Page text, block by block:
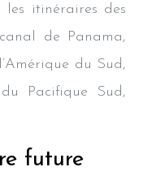
les itinéraires des
de Panama,
du Sud,
Pacifique Sud,
future